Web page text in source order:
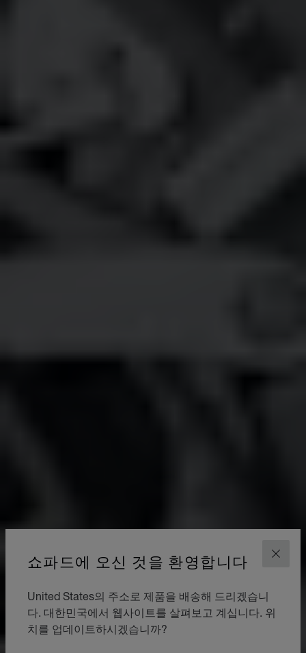
닫기
쇼파드에 오신 것을 환영합니다
United States의 주소로 제품을 배송해 드리겠습니
다. 대한민국에서 웹사이트를 살펴보고 계십니다. 위
치를 업데이트하시겠습니까?